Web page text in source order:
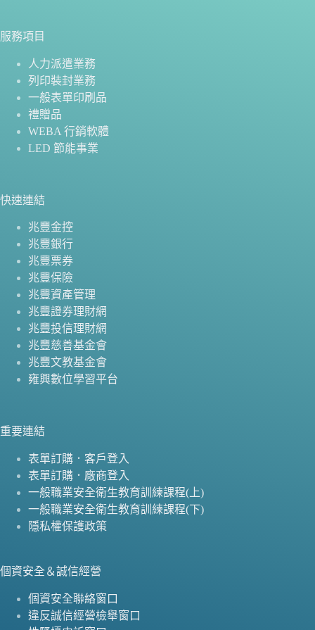
服務項目
人力派遣業務
列印裝封業務
一般表單印刷品
禮贈品
WEBA 行銷軟體
LED 節能事業
快速連結
兆豐金控
兆豐銀行
兆豐票券
兆豐保險
兆豐資產管理
兆豐證券理財網
兆豐投信理財網
兆豐慈善基金會
兆豐文教基金會
雍興數位學習平台
重要連結
表單訂購．客戶登入
表單訂購．廠商登入
一般職業安全衛生教育訓練課程(上)
一般職業安全衛生教育訓練課程(下)
隱私權保護政策
個資安全＆誠信經營
個資安全聯絡窗口
違反誠信經營檢舉窗口